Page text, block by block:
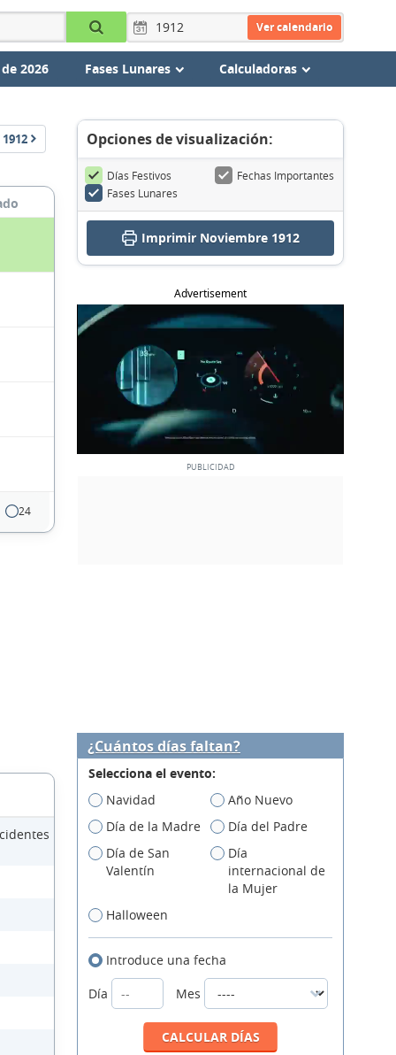
Ver calendario
2026 Fases Lunares Calculadoras
1912
24
Opciones de visualización:
Días Festivos
Fechas Importantes
Fases Lunares
Imprimir Noviembre 1912
Advertisement
¿Cuántos días faltan?
Selecciona el evento:
Navidad
Año Nuevo
Día de la Madre
Día del Padre
Día de San
Valentín
Día
internacional de
la Mujer
Halloween
Introduce una fecha
Día
Mes